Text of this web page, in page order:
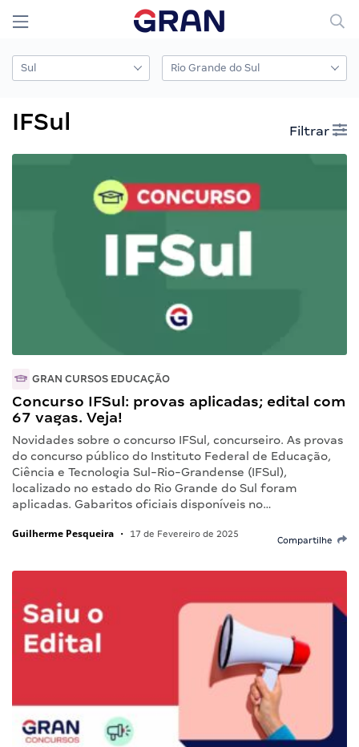
IFSul Filtrar
GRAN CURSOS EDUCAÇÃO
Concurso IFSul: provas aplicadas; edital com
67 vagas. Veja!
Novidades sobre o concurso IFSul, concurseiro. As provas
do concurso público do Instituto Federal de Educação,
Ciência e Tecnologia Sul-Rio-Grandense (IFSul),
localizado no estado do Rio Grande do Sul foram
aplicadas. Gabaritos oficiais disponíveis no…
Guilherme Pesqueira • 17 de Fevereiro de 2025
Compartilhe